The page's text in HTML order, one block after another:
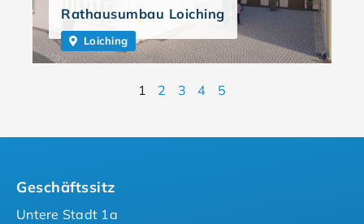
Rathausumbau Loiching
Loiching
1 2 3 4 5
Geschäftssitz
Untere Stadt 1a